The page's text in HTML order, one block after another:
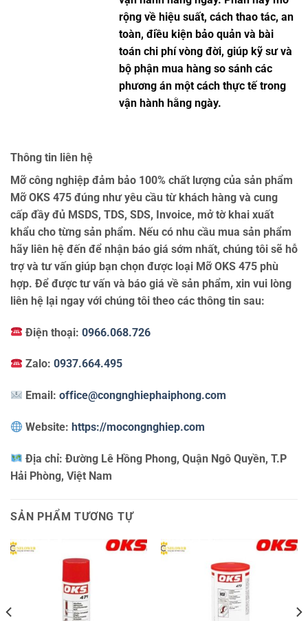
rộng về hiệu suất, cách thao tác, an
toàn, điều kiện bảo quản và bài
toán chi phí vòng đời, giúp kỹ sư và
bộ phận mua hàng so sánh các
phương án một cách thực tế trong
vận hành hằng ngày.
Thông tin liên hệ
Mỡ công nghiệp đảm bảo 100% chất lượng của sản phẩm
Mỡ OKS 475 đúng như yêu cầu từ khách hàng và cung
cấp đầy đủ MSDS, TDS, SDS, Invoice, mở tờ khai xuất
khẩu cho từng sản phẩm. Nếu có nhu cầu mua sản phẩm
hãy liên hệ đến để nhận báo giá sớm nhất, chúng tôi sẽ hỗ
trợ và tư vấn giúp bạn chọn được loại Mỡ OKS 475 phù
hợp. Để được tư vấn và báo giá về sản phẩm, xin vui lòng
liên hệ lại ngay với chúng tôi theo các thông tin sau:
Điện thoại:0966.068.726
Zalo:0937.664.495
Email:office@congnghiephaiphong.com
Website:https://mocongnghiep.com
Địa chỉ:Đường Lê Hồng Phong, Quận Ngô Quyền, T.P
Hải Phòng, Việt Nam
SẢN PHẨM TƯƠNG TỰ